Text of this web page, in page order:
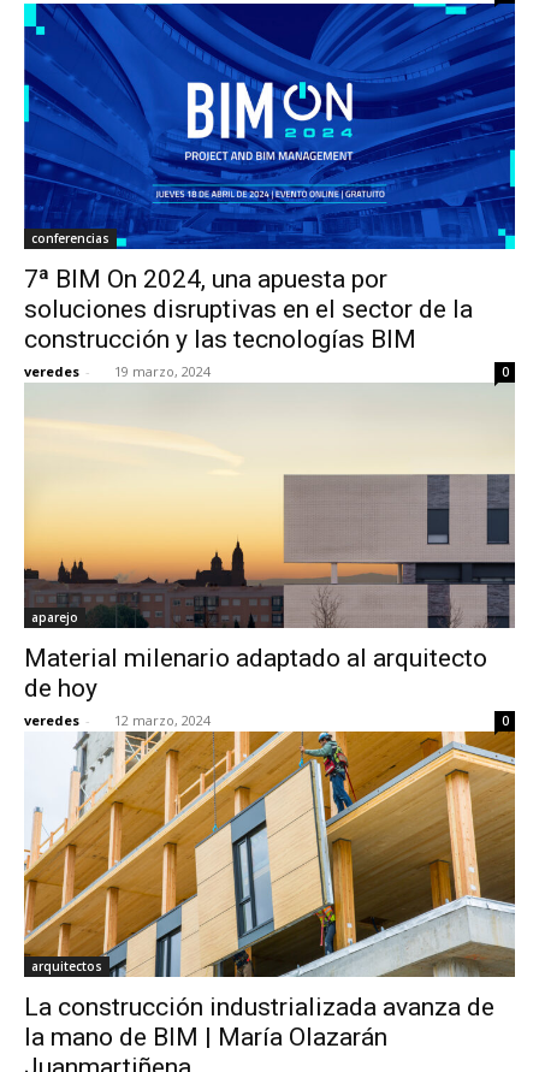
conferencias
7ª BIM On 2024, una apuesta por
soluciones disruptivas en el sector de la
construcción y las tecnologías BIM
veredes - 19 marzo, 2024 0
aparejo
Material milenario adaptado al arquitecto
de hoy
veredes - 12 marzo, 2024 0
arquitectos
La construcción industrializada avanza de
la mano de BIM | María Olazarán